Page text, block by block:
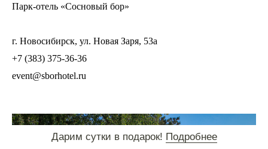
Дарим сутки в подарок! Подробнее
Парк-отель «Сосновый бор»
г. Новосибирск, ул. Новая Заря, 53а
+7 (383) 375-36-36
event@sborhotel.ru